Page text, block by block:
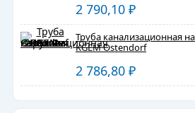
2 790,10 ₽
Труба канализационная
KGEM Ostendorf
2 786,80 ₽